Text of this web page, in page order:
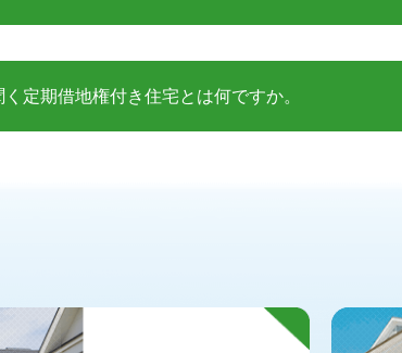
定期借地権付き住宅とは何ですか。